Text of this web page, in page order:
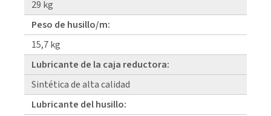
29 kg
Peso de husillo/m:
15,7 kg
Lubricante de la caja reductora:
Sintética de alta calidad
Lubricante del husillo: